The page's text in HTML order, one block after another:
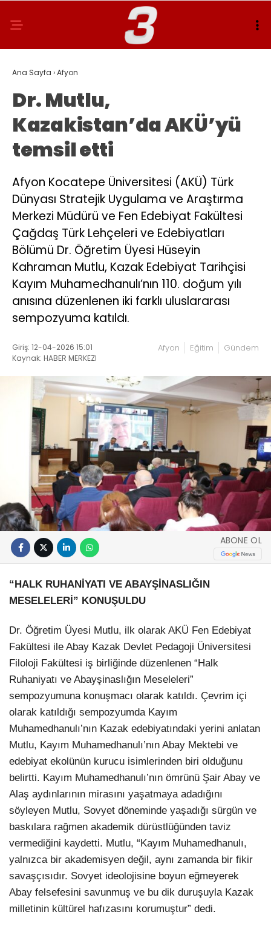
Ana Sayfa ›Afyon
Dr. Mutlu,
Kazakistan’da AKÜ’yü
temsil etti
Afyon Kocatepe Üniversitesi (AKÜ) Türk
Dünyası Stratejik Uygulama ve Araştırma
Merkezi Müdürü ve Fen Edebiyat Fakültesi
Çağdaş Türk Lehçeleri ve Edebiyatları
Bölümü Dr. Öğretim Üyesi Hüseyin
Kahraman Mutlu, Kazak Edebiyat Tarihçisi
Kayım Muhamedhanulı’nın 110. doğum yılı
anısına düzenlenen iki farklı uluslararası
sempozyuma katıldı.
Giriş: 12-04-2026 15:01
Kaynak: HABER MERKEZI
Afyon Eğitim Gündem
ABONE OL
“HALK RUHANİYATI VE ABAYŞİNASLIĞIN
MESELELERİ” KONUŞULDU
Dr. Öğretim Üyesi Mutlu, ilk olarak AKÜ Fen Edebiyat
Fakültesi ile Abay Kazak Devlet Pedagoji Üniversitesi
Filoloji Fakültesi iş birliğinde düzenlenen “Halk
Ruhaniyatı ve Abayşinaslığın Meseleleri”
sempozyumuna konuşmacı olarak katıldı. Çevrim içi
olarak katıldığı sempozyumda Kayım
Muhamedhanulı’nın Kazak edebiyatındaki yerini anlatan
Mutlu, Kayım Muhamedhanulı’nın Abay Mektebi ve
edebiyat ekolünün kurucu isimlerinden biri olduğunu
belirtti. Kayım Muhamedhanulı’nın ömrünü Şair Abay ve
Alaş aydınlarının mirasını yaşatmaya adadığını
söyleyen Mutlu, Sovyet döneminde yaşadığı sürgün ve
baskılara rağmen akademik dürüstlüğünden taviz
vermediğini kaydetti. Mutlu, “Kayım Muhamedhanulı,
yalnızca bir akademisyen değil, aynı zamanda bir fikir
savaşçısıdır. Sovyet ideolojisine boyun eğmeyerek
Abay felsefesini savunmuş ve bu dik duruşuyla Kazak
milletinin kültürel hafızasını korumuştur” dedi.